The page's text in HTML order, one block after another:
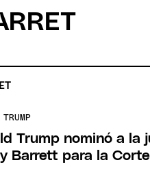
TRUMP
Trump nominó a la
Barrett para la